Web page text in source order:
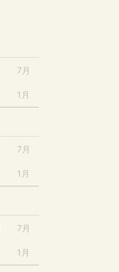
7月
1月
7月
1月
7月
1月